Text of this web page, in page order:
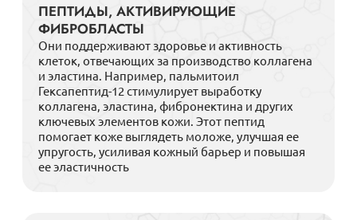
ПЕПТИДЫ, АКТИВИРУЮЩИЕ
ФИБРОБЛАСТЫ
Они поддерживают здоровье и активность
клеток, отвечающих за производство коллагена
и эластина. Например, пальмитоил
Гексапептид-12 стимулирует выработку
коллагена, эластина, фибронектина и других
ключевых элементов кожи. Этот пептид
помогает коже выглядеть моложе, улучшая ее
упругость, усиливая кожный барьер и повышая
ее эластичность